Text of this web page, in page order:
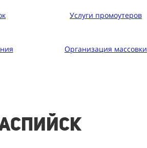
Услуги промоутеров
Организация массовки